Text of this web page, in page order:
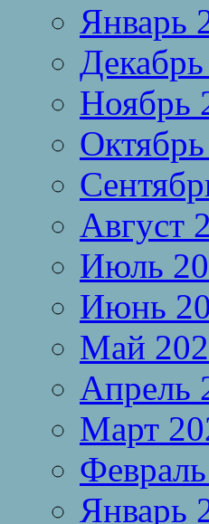
Январь
Ноябрь
Август
Июль
Июнь
Май
Апрель
Март
Январь